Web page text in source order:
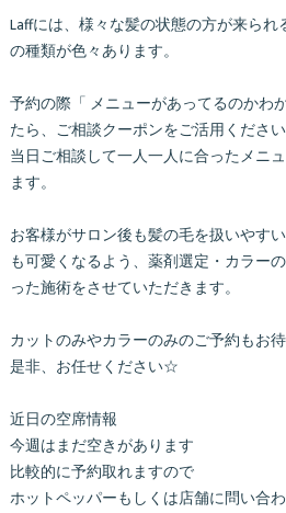
Laffには、様々な髪の状態の方が来ら
の種類が色々あります。
予約の際「 メニューがあってるのかわ
たら、ご相談クーポンをご活用くださ
当日ご相談して一人一人に合ったメニ
ます。
お客様がサロン後も髪の毛を扱いやす
も可愛くなるよう、薬剤選定・カラー
った施術をさせていただきます。
カットのみやカラーのみのご予約もお
是非、お任せください☆
近日の空席情報
今週はまだ空きがあります
比較的に予約取れますので
ホットペッパーもしくは店舗に問い合